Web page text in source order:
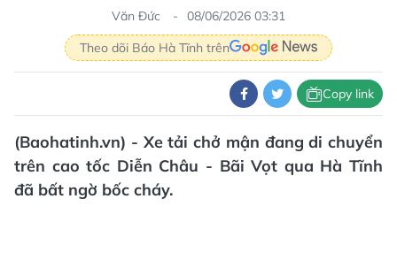
Văn Đức
08/06/2026 03:31
Theo dõi Báo Hà Tĩnh trên
Copy link
(Baohatinh.vn) - Xe tải chở mận đang di chuyển
trên cao tốc Diễn Châu - Bãi Vọt qua Hà Tĩnh
đã bất ngờ bốc cháy.